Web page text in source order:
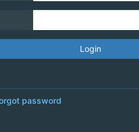
Login
password